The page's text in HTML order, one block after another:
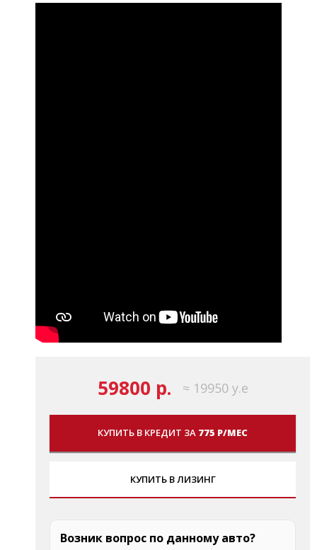
59800 р. ≈ 19950 у.е
КУПИТЬ В КРЕДИТ ЗА 775 Р/МЕС
КУПИТЬ В ЛИЗИНГ
Возник вопрос по данному авто?